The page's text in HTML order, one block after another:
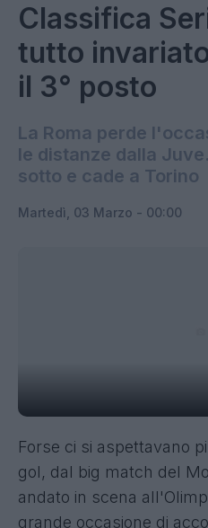
Classifica
tutto
il 3° posto
La Roma perde
le distanze dalla
sotto e cade a Torino
Martedì, 03 Marzo - 00:00
Forse ci si aspettavano
gol, dal big match del
andato in scena
grande occasione di